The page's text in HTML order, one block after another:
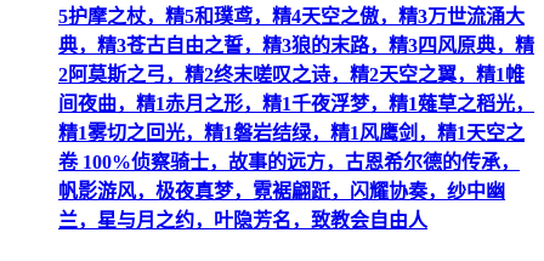
5护摩之杖，精5和璞鸢，精4天空之傲，精3万世流涌大
典，精3苍古自由之誓，精3狼的末路，精3四风原典，精
2阿莫斯之弓，精2终末嗟叹之诗，精2天空之翼，精1帷
间夜曲，精1赤月之形，精1千夜浮梦，精1薙草之稻光，
精1雾切之回光，精1磐岩结绿，精1风鹰剑，精1天空之
卷 100%侦察骑士，故事的远方，古恩希尔德的传承，
帆影游风，极夜真梦，霓裾翩跹，闪耀协奏，纱中幽
兰，星与月之约，叶隐芳名，致教会自由人